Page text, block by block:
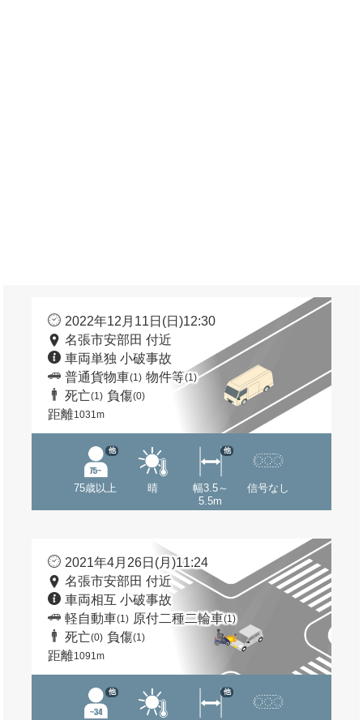
2022年12月11日(日)12:30
名張市安部田 付近
車両単独 小破事故
普通貨物車(1) 物件等(1)
死亡(1) 負傷(0)
距離1031m
75歳以上
他
晴
幅3.5～
5.5m
他
信号なし
2021年4月26日(月)11:24
名張市安部田 付近
車両相互 小破事故
軽自動車(1) 原付二種二輪車(1)
死亡(0) 負傷(1)
距離1091m
他 他